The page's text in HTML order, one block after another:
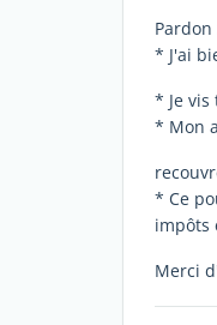
* J'ai
* Je vis
* Mon
* Ce
impôts
Merci